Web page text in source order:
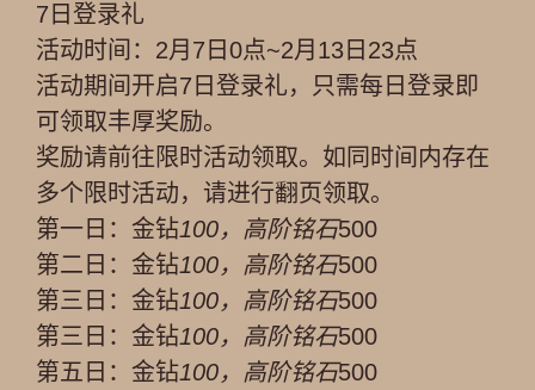
7日登录礼
活动时间：2月7日0点~2月13日23点
活动期间开启7日登录礼，只需每日登录即
可领取丰厚奖励。
奖励请前往限时活动领取。如同时间内存在
多个限时活动，请进行翻页领取。
第一日：金钻100，高阶铭石500
第二日：金钻100，高阶铭石500
第三日：金钻100，高阶铭石500
第三日：金钻100，高阶铭石500
第五日：金钻100，高阶铭石500